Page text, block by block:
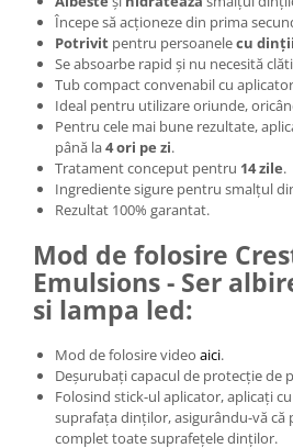
Începe să acționeze din prima
Potrivit pentru persoanelecu
Se absoarbe rapid și nu necesită
Tub compact convenabil cu
Ideal pentru utilizare oriunde,
Pentru cele mai bune rezultate,
până la4 ori pe zi.
Tratament conceput pentru 14 zile.
Ingrediente sigure pentru smalțul
Rezultat 100% garantat.
Mod de folosire
Emulsions - Ser
si lampa led:
Mod de folosire video aici.
Deșurubați capacul de protecție de
Folosind stick-ul aplicator, aplicați
suprafața dinților, asigurându-vă că
complet toate suprafețele dinților.